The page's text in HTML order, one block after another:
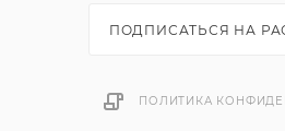
ПОДПИСАТЬСЯ НА
ПОЛИТИКА